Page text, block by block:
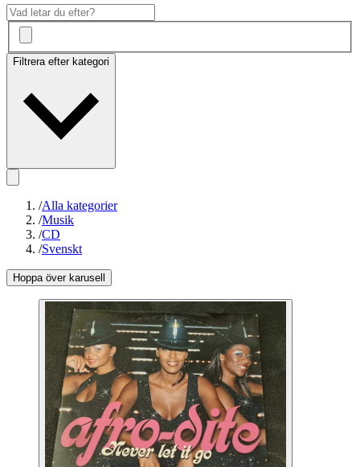
Filtrera efter kategori
/Alla kategorier
/Musik
/CD
/Svenskt
Hoppa över karusell